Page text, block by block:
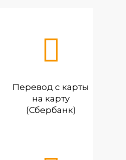
Перевод с карты
на карту
(Сбербанк)